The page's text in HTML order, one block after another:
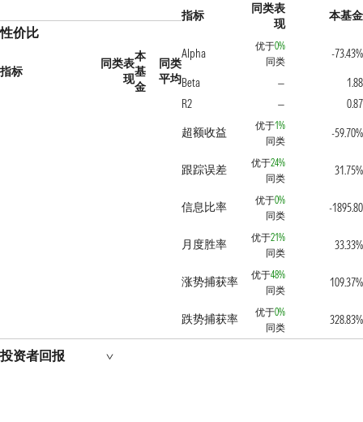
性价比
指标
同类表
现
本
基
金
同类
平均
指标
同类表
现
本基金
Alpha
优于0%
同类
-73.43%
Beta
—
1.88
R2
—
0.87
超额收益
优于1%
同类
-59.70%
跟踪误差 优于24%
同类
31.75%
信息比率 优于0%
同类
-1895.80
月度胜率 优于21%
同类
33.33%
涨势捕获率 优于48%
同类
109.37%
跌势捕获率 优于0%
同类
328.83%
投资者回报